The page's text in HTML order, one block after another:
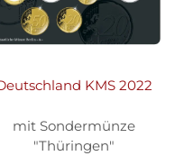
KMS 2022
mit Sondermünze
"Thüringen"